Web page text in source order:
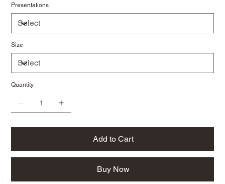
Presentations
Size
Quantity
Add to Cart
Buy Now